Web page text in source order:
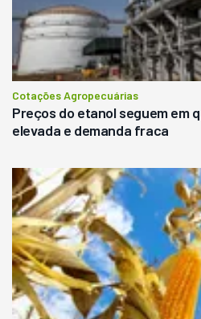
Cotações Agropecuárias
Preços do etanol seguem em
elevada e demanda fraca